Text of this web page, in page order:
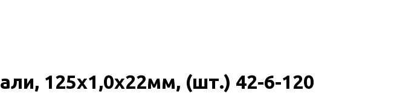
125х1,0х22мм, (шт.) 42-6-120